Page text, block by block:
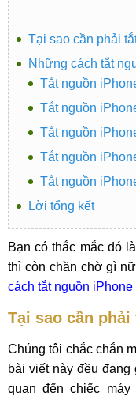
Tại sao cần phải
Những cách tắt
Tắt nguồn
Tắt nguồn
Tắt nguồn
Tắt nguồn
Tắt nguồn
Lời tổng kết
Bạn có thắc mắc đó
thì còn chần chờ gì
cách tắt nguồn iPhone
Tại sao cần
Chúng tôi chắc chắn
bài viết này đều
quan đến chiếc máy